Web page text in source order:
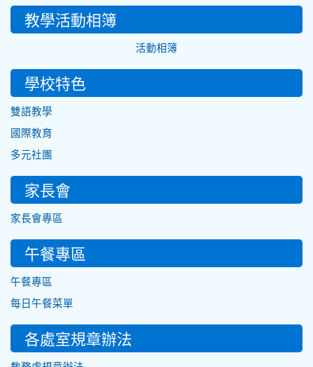
教學活動相簿
活動相簿
學校特色
雙語教學
國際教育
多元社團
家長會
家長會專區
午餐專區
午餐專區
每日午餐菜單
各處室規章辦法